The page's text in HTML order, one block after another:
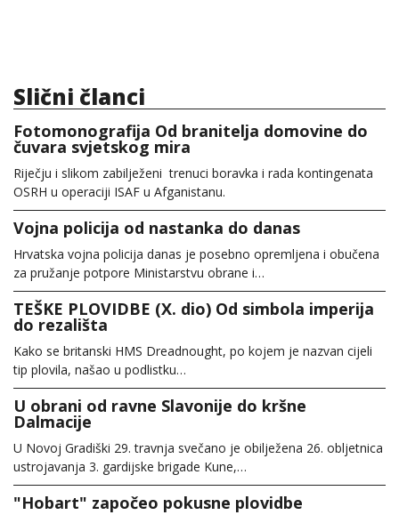
Slični članci
Fotomonografija Od branitelja domovine do
čuvara svjetskog mira
Riječju i slikom zabilježeni trenuci boravka i rada kontingenata
OSRH u operaciji ISAF u Afganistanu.
Vojna policija od nastanka do danas
Hrvatska vojna policija danas je posebno opremljena i obučena
za pružanje potpore Ministarstvu obrane i…
TEŠKE PLOVIDBE (X. dio) Od simbola imperija
do rezališta
Kako se britanski HMS Dreadnought, po kojem je nazvan cijeli
tip plovila, našao u podlistku…
U obrani od ravne Slavonije do kršne
Dalmacije
U Novoj Gradiški 29. travnja svečano je obilježena 26. obljetnica
ustrojavanja 3. gardijske brigade Kune,…
"Hobart" započeo pokusne plovidbe